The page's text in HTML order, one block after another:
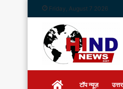
Friday, August 7 2026
Homeटॉप न्यूज़